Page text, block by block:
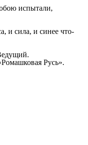
испытали,
и сила, и синее что-
Русь».